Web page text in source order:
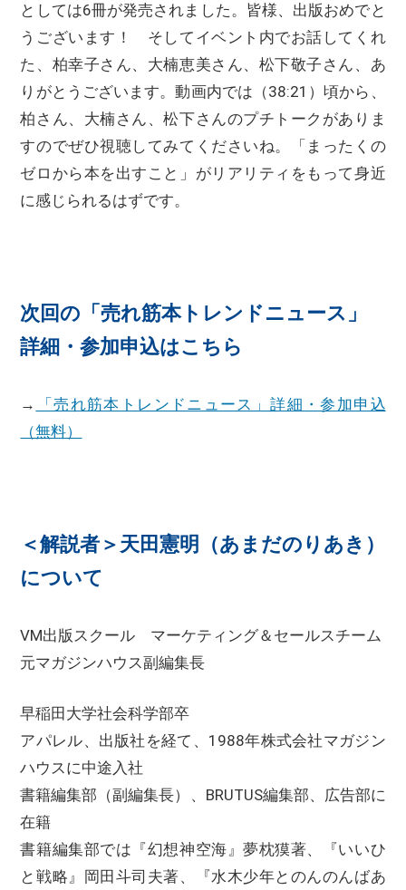
としては6冊が発売されました。皆様、出版おめでと
うございます！ そしてイベント内でお話してくれ
た、柏幸子さん、大楠恵美さん、松下敬子さん、あ
りがとうございます。動画内では（38:21）頃から、
柏さん、大楠さん、松下さんのプチトークがありま
すのでぜひ視聴してみてくださいね。「まったくの
ゼロから本を出すこと」がリアリティをもって身近
に感じられるはずです。
次回の「売れ筋本トレンドニュース」
詳細・参加申込はこちら
→
「売れ筋本トレンドニュース」詳細・参加申込
（無料）
＜解説者＞天田憲明（あまだのりあき）
について
VM出版スクール マーケティング＆セールスチーム
元マガジンハウス副編集長
早稲田大学社会科学部卒
アパレル、出版社を経て、1988年株式会社マガジン
ハウスに中途入社
書籍編集部（副編集長）、BRUTUS編集部、広告部に
在籍
書籍編集部では『幻想神空海』夢枕獏著、『いいひ
と戦略』岡田斗司夫著、『水木少年とのんのんばあ